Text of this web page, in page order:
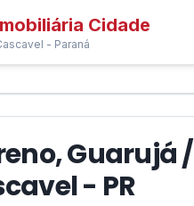
Cidade
- Paraná
Guarujá /
- PR